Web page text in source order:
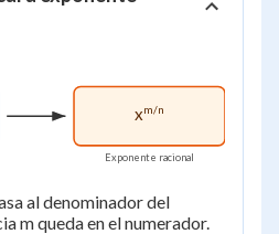
xm/n
Exponente racional
al denominador del
m queda en el numerador.